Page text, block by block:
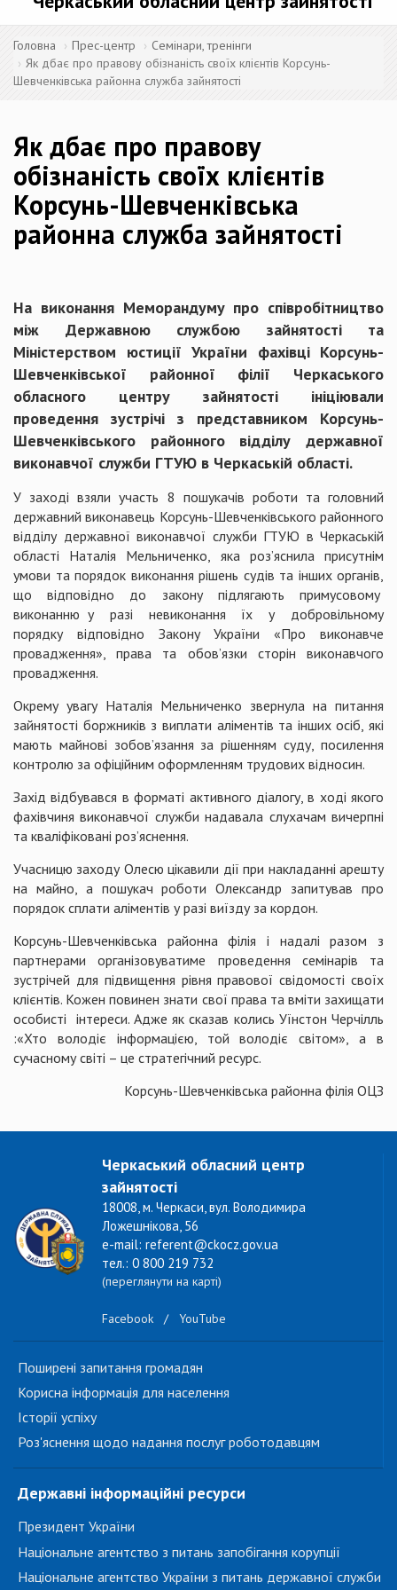
Головна Прес-центр
Семінари, тренінги
Як дбає про правову обізнаність своїх клієнтів Корсунь-
Шевченківська районна служба зайнятості
Як дбає про правову
обізнаність своїх клієнтів
Корсунь-Шевченківська
районна служба зайнятості
На виконання Меморандуму про співробітництво
між Державною службою зайнятості та
Міністерством юстиції України фахівці Корсунь-
Шевченківської районної філії Черкаського
обласного центру зайнятості ініціювали
проведення зустрічі з представником Корсунь-
Шевченківського районного відділу державної
виконавчої служби ГТУЮ в Черкаській області.
У заході взяли участь 8 пошукачів роботи та головний
державний виконавець Корсунь-Шевченківського районного
відділу державної виконавчої служби ГТУЮ в Черкаській
області Наталія Мельниченко, яка роз’яснила присутнім
умови та порядок виконання рішень судів та інших органів,
що відповідно до закону підлягають примусовому
виконанню у разі невиконання їх у добровільному
порядку відповідно Закону України «Про виконавче
провадження», права та обов’язки сторін виконавчого
провадження.
Окрему увагу Наталія Мельниченко звернула на питання
зайнятості боржників з виплати аліментів та інших осіб, які
мають майнові зобов’язання за рішенням суду, посилення
контролю за офіційним оформленням трудових відносин.
Захід відбувався в форматі активного діалогу, в ході якого
фахівчиня виконавчої служби надавала слухачам вичерпні
та кваліфіковані роз’яснення.
Учасницю заходу Олесю цікавили дії при накладанні арешту
на майно, а пошукач роботи Олександр запитував про
порядок сплати аліментів у разі виїзду за кордон.
Корсунь-Шевченківська районна філія і надалі разом з
партнерами організовуватиме проведення семінарів та
зустрічей для підвищення рівня правової свідомості своїх
клієнтів. Кожен повинен знати свої права та вміти захищати
особисті інтереси. Адже як сказав колись Уїнстон Черчілль
:«Хто володіє інформацією, той володіє світом», а в
сучасному світі – це стратегічний ресурс.
Корсунь-Шевченківська районна філія ОЦЗ
Черкаський обласний центр
зайнятості
18008, м. Черкаси, вул. Володимира
Ложешнікова, 56
e-mail: referent@ckocz.gov.ua
тел.: 0 800 219 732
(переглянути на карті)
Facebook / YouTube
Поширені запитання громадян
Корисна інформація для населення
Історії успіху
Роз'яснення щодо надання послуг роботодавцям
Державні інформаційні ресурси
Президент України
Національне агентство з питань запобігання корупції
Національне агентство України з питань державної служби